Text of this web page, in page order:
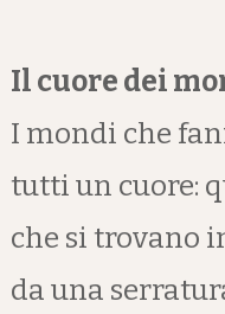
Il cuore dei
I mondi che
tutti un cuore:
che si trovano
da una